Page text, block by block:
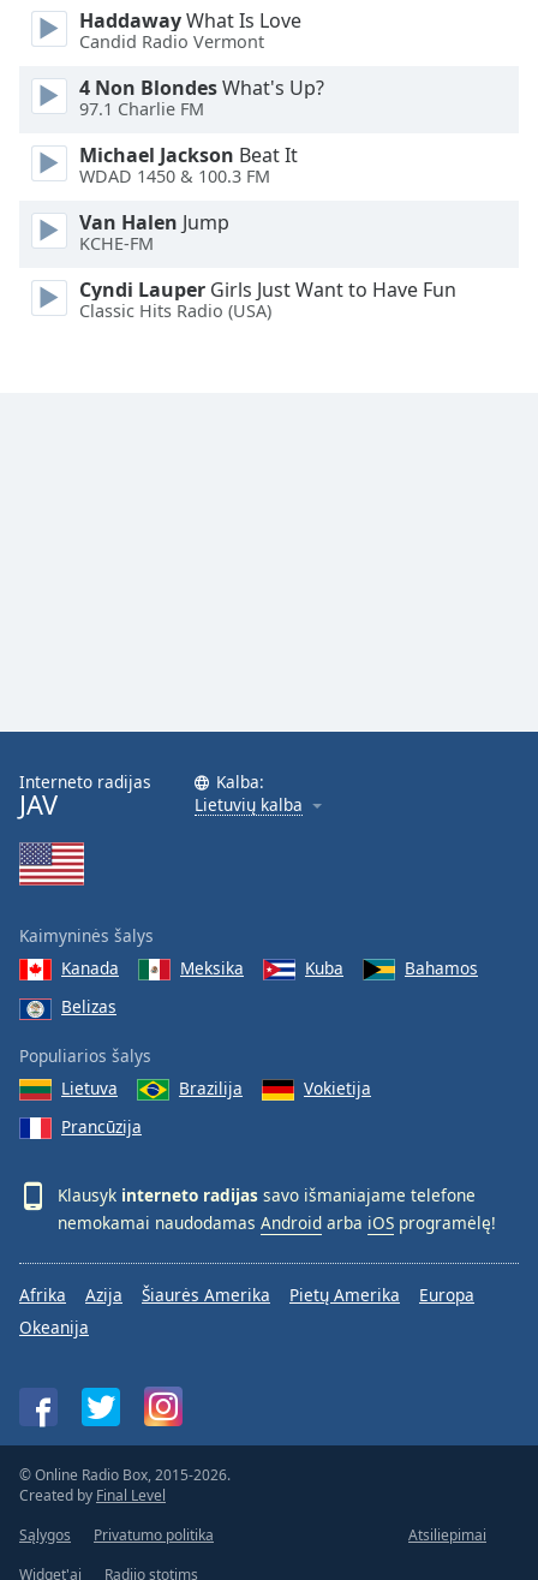
Opacity
Caption
Area
Color
Opacity
Font
End
dialog
window.
HaddawayWhat Is Love
Candid Radio Vermont
4 Non BlondesWhat's Up?
97.1 Charlie FM
Michael Jackson Beat It
WDAD 1450 & 100.3 FM
Van Halen Jump
KCHE-FM
Cyndi Lauper Girls Just Want to Have Fun
Classic Hits Radio (USA)
Interneto radijas
JAV
Kalba:
Lietuvių kalba
Kaimyninės šalys
Kanada
Meksika Kuba
Bahamos
Belizas
Populiarios šalys
Lietuva
Brazilija
Vokietija
Prancūzija
Klausyk interneto radijas savo išmaniajame telefone
nemokamai naudodamas Android arba iOS programėlę!
Afrika Azija Šiaurės Amerika Pietų Amerika
Europa
Okeanija
© Online Radio Box, 2015-2026.
Created by Final Level
Sąlygos
Privatumo politika
Atsiliepimai
Widget'ai
Radijo stotims